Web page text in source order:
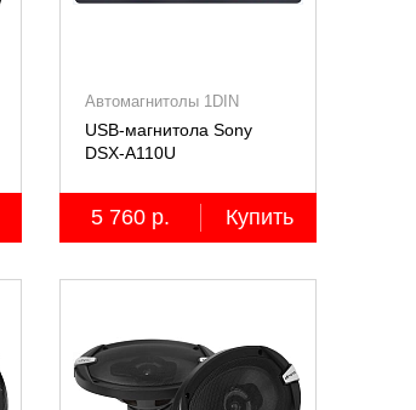
Автомагнитолы 1DIN
USB-магнитола Sony
DSX-A110U
5 760 р. Купить